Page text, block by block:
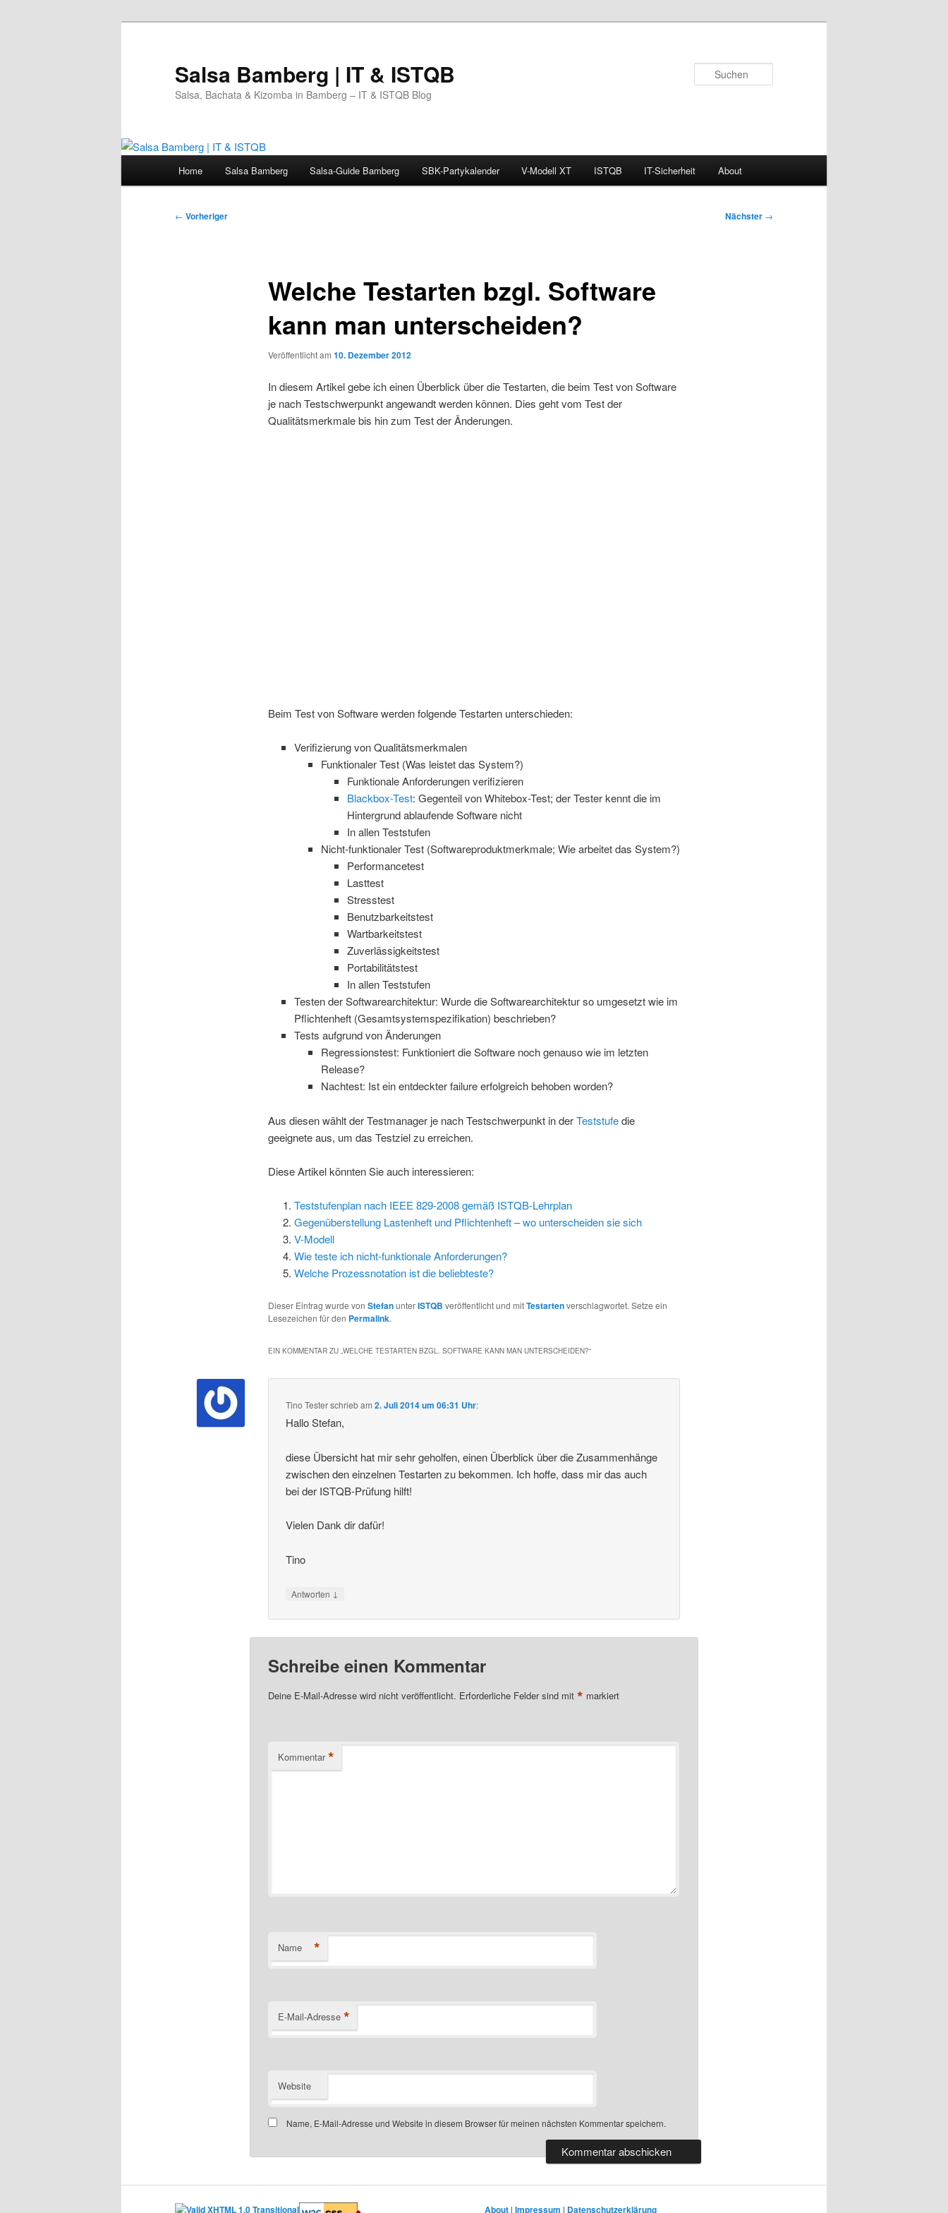
Salsa Bamberg | IT & ISTQB
Salsa, Bachata & Kizomba in Bamberg – IT & ISTQB Blog
Home Salsa Bamberg Salsa-Guide Bamberg SBK-Partykalender V-Modell XT ISTQB IT-Sicherheit About
Beitragsnavigation
← Vorheriger Nächster →
Welche Testarten bzgl. Software
kann man unterscheiden?
Veröffentlicht am 10. Dezember 2012
In diesem Artikel gebe ich einen Überblick über die Testarten, die beim Test von Software
je nach Testschwerpunkt angewandt werden können. Dies geht vom Test der
Qualitätsmerkmale bis hin zum Test der Änderungen.
Beim Test von Software werden folgende Testarten unterschieden:
Verifizierung von Qualitätsmerkmalen
Funktionaler Test (Was leistet das System?)
Funktionale Anforderungen verifizieren
Blackbox-Test: Gegenteil von Whitebox-Test; der Tester kennt die im
Hintergrund ablaufende Software nicht
In allen Teststufen
Nicht-funktionaler Test (Softwareproduktmerkmale; Wie arbeitet das System?)
Performancetest
Lasttest
Stresstest
Benutzbarkeitstest
Wartbarkeitstest
Zuverlässigkeitstest
Portabilitätstest
In allen Teststufen
Testen der Softwarearchitektur: Wurde die Softwarearchitektur so umgesetzt wie im
Pflichtenheft (Gesamtsystemspezifikation) beschrieben?
Tests aufgrund von Änderungen
Regressionstest: Funktioniert die Software noch genauso wie im letzten
Release?
Nachtest: Ist ein entdeckter failure erfolgreich behoben worden?
Aus diesen wählt der Testmanager je nach Testschwerpunkt in derTeststufedie
geeignete aus, um das Testziel zu erreichen.
Diese Artikel könnten Sie auch interessieren:
Teststufenplan nach IEEE 829-2008 gemäß ISTQB-Lehrplan
Gegenüberstellung Lastenheft und Pflichtenheft – wo unterscheiden sie sich
V-Modell
Wie teste ich nicht-funktionale Anforderungen?
Welche Prozessnotation ist die beliebteste?
Dieser Eintrag wurde von StefanunterISTQB veröffentlicht und mitTestartenverschlagwortet. Setze ein
Lesezeichen für den Permalink.
EIN KOMMENTAR ZU „WELCHE TESTARTEN BZGL. SOFTWARE KANN MAN UNTERSCHEIDEN?“
Tino Testerschriebam2. Juli 2014 um 06:31 Uhr:
Hallo Stefan,
diese Übersicht hat mir sehr geholfen, einen Überblick über die Zusammenhänge
zwischen den einzelnen Testarten zu bekommen. Ich hoffe, dass mir das auch
bei der ISTQB-Prüfung hilft!
Vielen Dank dir dafür!
Tino
Antworten ↓
Schreibe einen Kommentar
Deine E-Mail-Adresse wird nicht veröffentlicht. Erforderliche Felder sind mit * markiert
Kommentar *
Name *
E-Mail-Adresse *
Website
Name, E-Mail-Adresse und Website in diesem Browser für meinen nächsten Kommentar speichern.
About |Impressum | Datenschutzerklärung